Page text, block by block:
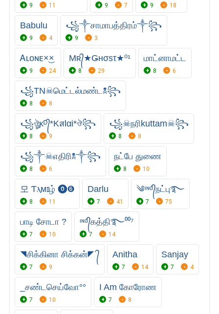
9 11 9 7 9 18
Babulu
9 4
꧁༒சாமா‌பத்திரம்༒꧂
9 3
Ꭺʟᴏɴᴇㅤ×͜×
9 24
Mʀ᭄★Ǥнσsτ★⁰¹
8 29
மாட்னாமட்ட
8 6
꧁TN☠︎மெட்டல்மண்ட☠︎꧂
8 8
꧁ঔৣᴋᴰ᭄*Kสlαi*ঔ꧂
8 9
꧁☠︎நரிkuttam☠︎꧂
8 8
꧁༒☠︎எதிரி☠︎༒꧂
8 6
நட்பே துணை
8 10
모 Ƭⲗᴍɪழ் ⓿➏
8 11
Darlu
7 41
༄ᶦᶰᵈ᭄நட்பு࿐
7 75
பாடி சோடா ?
7 10
ᶦᶰᵈ᭄கத்தி࿐⁰⁰⁷
7 14
◥சிக்கினா சிக்கன்◤ ᭄
7 9
Anitha
7 14
Sanjay
7 4
_சண்டசெய்வோ°°
7 10
I Am கோரோண
7 8